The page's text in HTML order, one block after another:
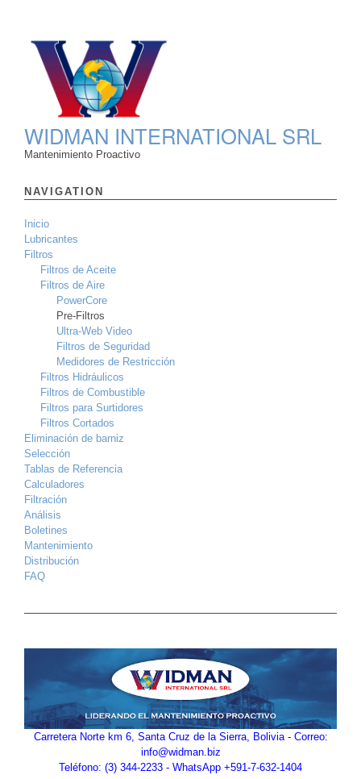
WIDMAN INTERNATIONAL SRL
Mantenimiento Proactivo
NAVIGATION
Inicio
Lubricantes
Filtros
Filtros de Aceite
Filtros de Aire
PowerCore
Pre-Filtros
Ultra-Web Video
Filtros de Seguridad
Medidores de Restricción
Filtros Hidráulicos
Filtros de Combustible
Filtros para Surtidores
Filtros Cortados
Eliminación de barniz
Selección
Tablas de Referencia
Calculadores
Filtración
Análisis
Boletines
Mantenimiento
Distribución
FAQ
Carretera Norte km 6, Santa Cruz de la Sierra, Bolivia - Correo:
info@widman.biz
Teléfono: (3) 344-2233 - WhatsApp +591-7-632-1404